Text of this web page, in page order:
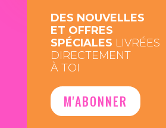
DES NOUVELLES
ET OFFRES
SPÉCIALES LIVRÉES
DIRECTEMENT
À TOI
M'ABONNER